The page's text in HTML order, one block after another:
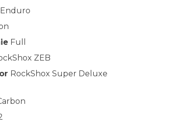
Enduro
Full
ZEB
RockShox Super Deluxe